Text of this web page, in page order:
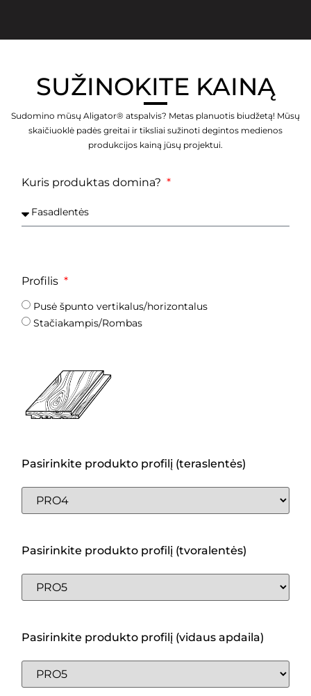
SUŽINOKITE KAINĄ
Sudomino mūsų Aligator® atspalvis? Metas planuotis biudžetą! Mūsų
skaičiuoklė padės greitai ir tiksliai sužinoti degintos medienos
produkcijos kainą jūsų projektui.
Kuris produktas domina?
Profilis
Pusė špunto vertikalus/horizontalus
Stačiakampis/Rombas
Pasirinkite produkto profilį (teraslentės)
Pasirinkite produkto profilį (tvoralentės)
Pasirinkite produkto profilį (vidaus apdaila)